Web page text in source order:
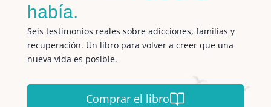
había.
Seis testimonios reales sobre adicciones, familias y
recuperación. Un libro para volver a creer que una
nueva vida es posible.
Comprar el libro